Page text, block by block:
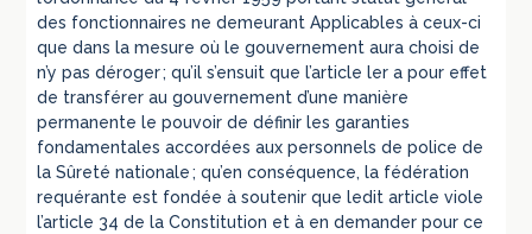
des fonctionnaires ne demeurant Applicables à ceux-ci
que dans la mesure où le gouvernement aura choisi de
n’y pas déroger ; qu’il s’ensuit que l’article ler a pour effet
de transférer au gouvernement d’une manière
permanente le pouvoir de définir les garanties
fondamentales accordées aux personnels de police de
la Sûreté nationale ; qu’en conséquence, la fédération
requérante est fondée à soutenir que ledit article viole
l’article 34 de la Constitution et à en demander pour ce